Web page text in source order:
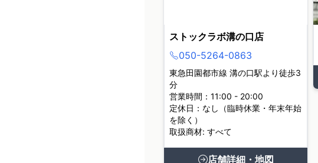
ストックラボ溝の口店
050-5264-0863
東急田園都市線 溝の口駅より徒歩3
分
営業時間：11:00 - 20:00
定休日：なし（臨時休業・年末年始
を除く）
取扱商材: すべて
店舗詳細・地図